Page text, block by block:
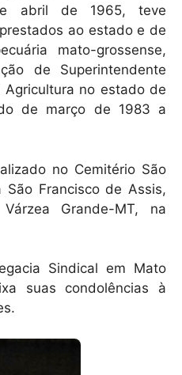
abril de 1965, teve
ao estado e de
mato-grossense,
de Superintendente
no estado de
de março de 1983 a
no Cemitério São
São Francisco de Assis,
Grande-MT, na
Sindical em Mato
suas condolências à